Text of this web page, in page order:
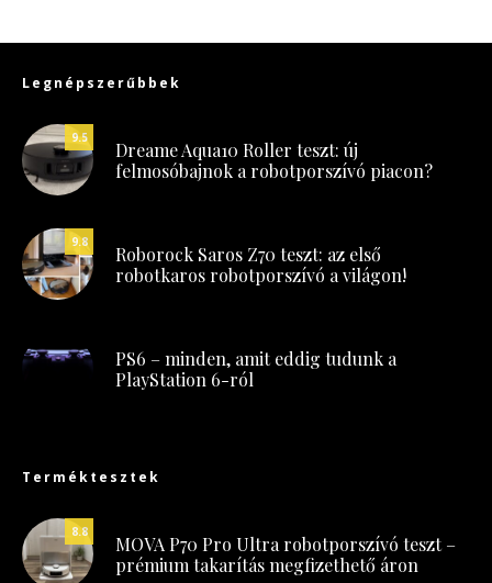
Legnépszerűbbek
9.5
Dreame Aqua10 Roller teszt: új
felmosóbajnok a robotporszívó piacon?
9.8
Roborock Saros Z70 teszt: az első
robotkaros robotporszívó a világon!
PS6 – minden, amit eddig tudunk a
PlayStation 6-ról
Terméktesztek
8.8
MOVA P70 Pro Ultra robotporszívó teszt –
prémium takarítás megfizethető áron